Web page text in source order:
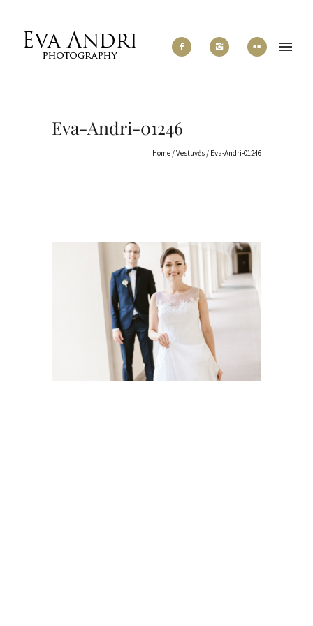
Eva-Andri-01246
Home /Vestuvės / Eva-Andri-01246